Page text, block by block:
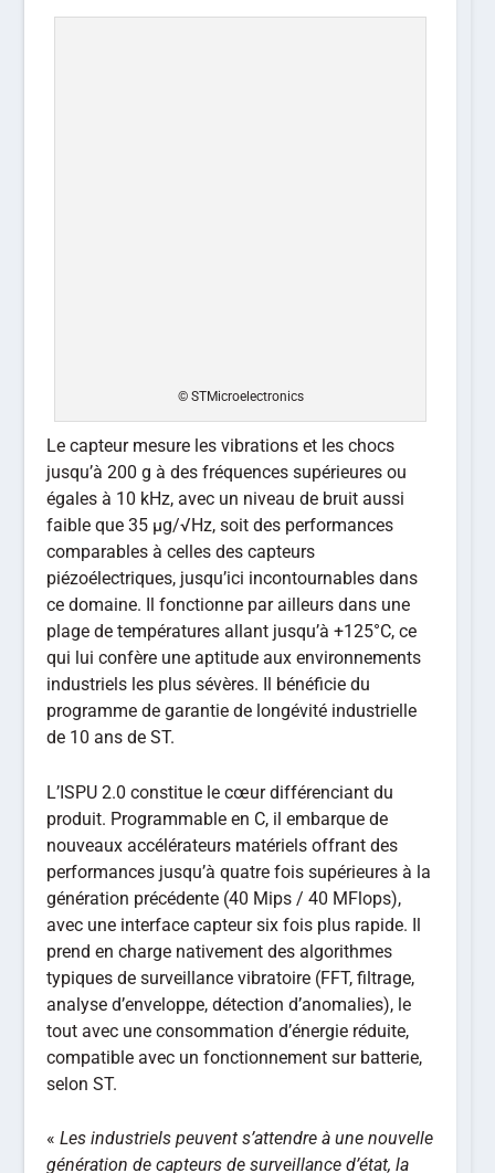
© STMicroelectronics
Le capteur mesure les vibrations et les chocs
jusqu’à 200 g à des fréquences supérieures ou
égales à 10 kHz, avec un niveau de bruit aussi
faible que 35 µg/√Hz, soit des performances
comparables à celles des capteurs
piézoélectriques, jusqu’ici incontournables dans
ce domaine. Il fonctionne par ailleurs dans une
plage de températures allant jusqu’à +125°C, ce
qui lui confère une aptitude aux environnements
industriels les plus sévères. Il bénéficie du
programme de garantie de longévité industrielle
de 10 ans de ST.
L’ISPU 2.0 constitue le cœur différenciant du
produit. Programmable en C, il embarque de
nouveaux accélérateurs matériels offrant des
performances jusqu’à quatre fois supérieures à la
génération précédente (40 Mips / 40 MFlops),
avec une interface capteur six fois plus rapide. Il
prend en charge nativement des algorithmes
typiques de surveillance vibratoire (FFT, filtrage,
analyse d’enveloppe, détection d’anomalies), le
tout avec une consommation d’énergie réduite,
compatible avec un fonctionnement sur batterie,
selon ST.
«Les industriels peuvent s’attendre à une nouvelle
génération de capteurs de surveillance d’état, la